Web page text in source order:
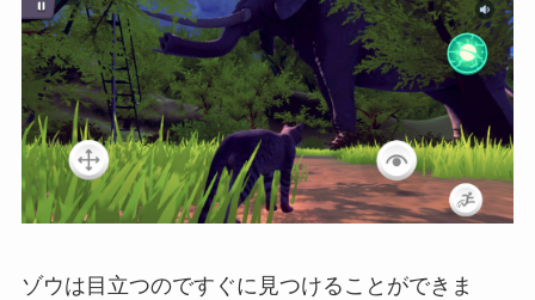
ゾウは目立つのですぐに見つけることができま